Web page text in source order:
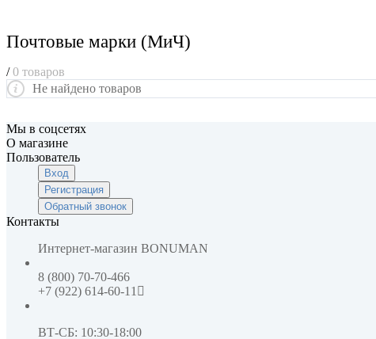
Почтовые марки (МиЧ)
/ 0 товаров
Не найдено товаров
Мы в соцсетях
О магазине
Пользователь
Вход
Регистрация
Обратный звонок
Контакты
Интернет-магазин BONUMAN
8 (800) 70-70-466
+7 (922) 614-60-11
ВТ-СБ: 10:30-18:00